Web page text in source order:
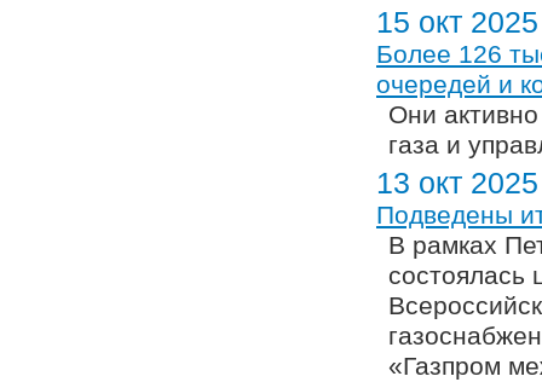
15 окт 2025
Более 126
очередей и
Они
газа и
13 окт 2025
Подведены
В рамках
состоялась
«Газпром